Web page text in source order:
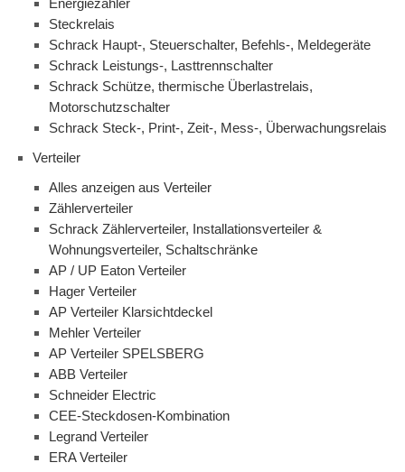
Energiezähler
Steckrelais
Schrack Haupt-, Steuerschalter, Befehls-, Meldegeräte
Schrack Leistungs-, Lasttrennschalter
Schrack Schütze, thermische Überlastrelais,
Motorschutzschalter
Schrack Steck-, Print-, Zeit-, Mess-, Überwachungsrelais
Verteiler
Alles anzeigen aus Verteiler
Zählerverteiler
Schrack Zählerverteiler, Installationsverteiler &
Wohnungsverteiler, Schaltschränke
AP / UP Eaton Verteiler
Hager Verteiler
AP Verteiler Klarsichtdeckel
Mehler Verteiler
AP Verteiler SPELSBERG
ABB Verteiler
Schneider Electric
CEE-Steckdosen-Kombination
Legrand Verteiler
ERA Verteiler